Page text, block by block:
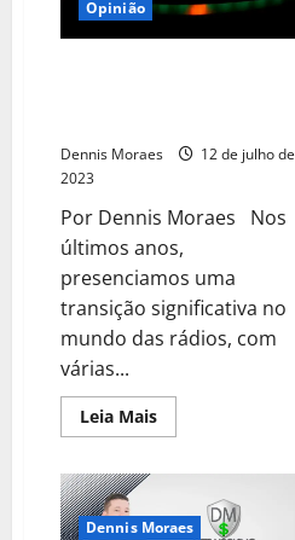
Opinião
Dennis Moraes
12 de julho de
2023
Por Dennis Moraes Nos
últimos anos,
presenciamos uma
transição significativa no
mundo das rádios, com
várias...
Leia Mais
Dennis Moraes